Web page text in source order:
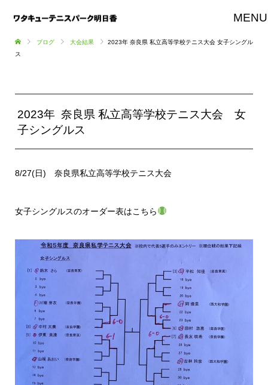
MENU
ブログ 大会結果
2023年 奈良県 私立高等学校テニス大会 女子シングル
ス
2023年 奈良県 私立高等学校テニス大会 女
子シングルス
8/27(日) 奈良県私立高等学校テニス大会
女子シングルスのオーダー表はこちら